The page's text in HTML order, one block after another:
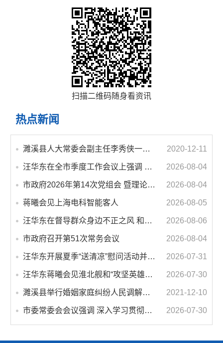
扫描二维码随身看资讯
热点新闻
濉溪县人大常委会副主任李秀侠一行调研城乡客运一体化和治超工作 2020-12-11
汪华东在全市季度工作会议上强调 锚定打好“三仗”任务和年度预期目标不动摇 在全市上下掀起比学赶超争先进位的攻坚热潮 2026-08-04
市政府2026年第14次党组会 暨理论学习中心组学习会议召开 蒋曦主持会议并讲话 2026-08-04
蒋曦会见上海电科智能客人 2026-08-05
汪华东在督导群众身边不正之风 和腐败问题集中整治工作时强调 以更高标准更实举措纵深推进集中整治 不断增强人民群众获得感幸福感安全感 2026-08-06
市政府召开第51次常务会议 2026-08-04
汪华东开展夏季“送清凉”慰问活动并调研专门教育工作 落实落细防暑降温措施 用心用情关爱一线职工 2026-07-31
汪华东蒋曦会见淮北舰和“攻坚英雄连”官兵代表 2026-07-30
濉溪县举行婚姻家庭纠纷人民调解委员会暨调解志愿者服务团成立仪式 2021-12-10
市委常委会会议强调 深入学习贯彻习近平总书记重要讲话指示精神 高质量推进城市更新 不断提升本质安全水平 汪华东主持会议 2026-07-30